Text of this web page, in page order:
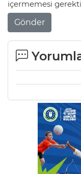
içermemesi
Gönder